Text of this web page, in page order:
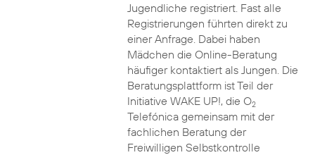
Jugendliche registriert. Fast alle
Registrierungen führten direkt zu
einer Anfrage. Dabei haben
Mädchen die Online-Beratung
häufiger kontaktiert als Jungen. Die
Beratungsplattform ist Teil der
Initiative WAKE UP!, die O2
Telefónica gemeinsam mit der
fachlichen Beratung der
Freiwilligen Selbstkontrolle